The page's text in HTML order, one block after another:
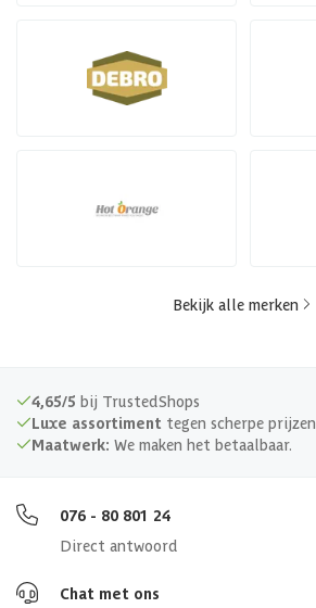
Bekijk alle merken
4,65/5 bij TrustedShops
Luxe assortiment tegen scherpe prijzen
Maatwerk: We maken het betaalbaar.
076 - 80 801 24
Direct antwoord
Chat met ons